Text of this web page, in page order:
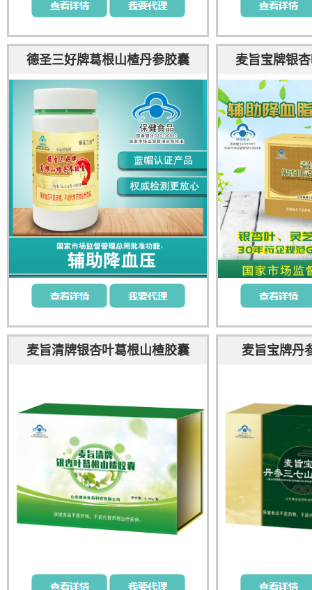
德圣三好牌葛根山楂丹参胶囊 麦旨宝牌银
麦旨清牌银杏叶葛根山楂胶囊 麦旨宝牌丹